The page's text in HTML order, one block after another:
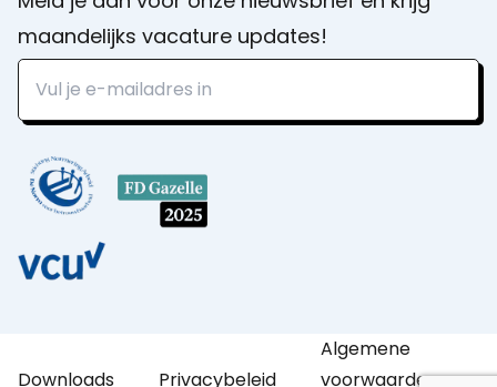
maandelijks vacature updates!
Downloads Privacybeleid
Algemene
voorwaarden